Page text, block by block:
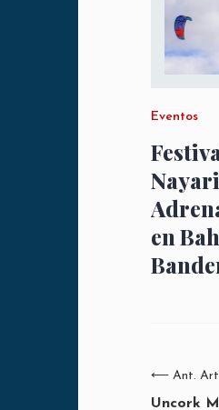
Eventos
en
⟵ Ant.
Uncork